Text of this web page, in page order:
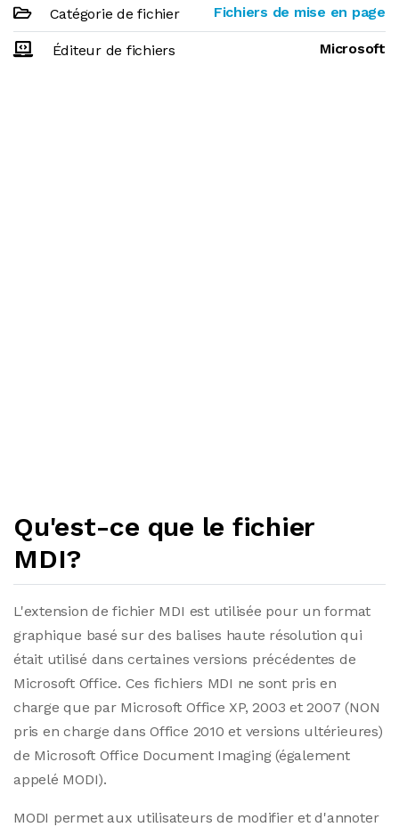
Catégorie de fichier Fichiers de mise en page
Éditeur de fichiers Microsoft
Qu'est-ce que le fichier
MDI?
L'extension de fichier MDI est utilisée pour un format
graphique basé sur des balises haute résolution qui
était utilisé dans certaines versions précédentes de
Microsoft Office. Ces fichiers MDI ne sont pris en
charge que par Microsoft Office XP, 2003 et 2007 (NON
pris en charge dans Office 2010 et versions ultérieures)
de Microsoft Office Document Imaging (également
appelé MODI).
MODI permet aux utilisateurs de modifier et d'annoter